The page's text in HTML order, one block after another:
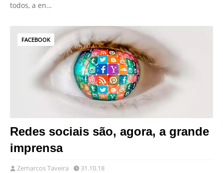
todos, a en…
FACEBOOK
Redes sociais são, agora, a grande
imprensa
Zemarcos Taveira 31.10.18